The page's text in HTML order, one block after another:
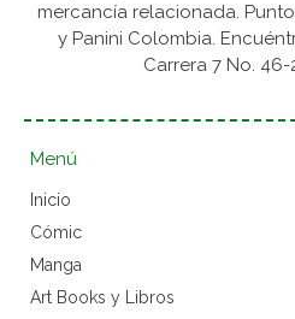
mercancía relacionada.
y Panini Colombia.
Carrera 7 No.
Menú
Inicio
Cómic
Manga
Art Books y Libros